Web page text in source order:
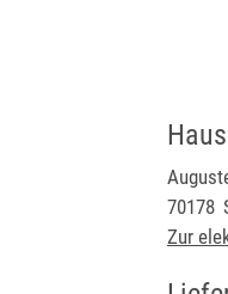
70178
Zur